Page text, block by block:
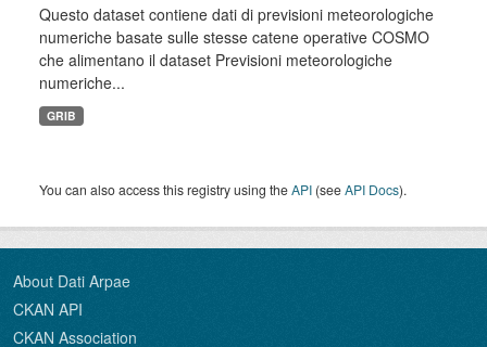
Questo dataset contiene dati di previsioni meteorologiche
numeriche basate sulle stesse catene operative COSMO
che alimentano il dataset Previsioni meteorologiche
numeriche...
GRIB
You can also access this registry using theAPI (seeAPI Docs).
About Dati Arpae
CKAN API
CKAN Association